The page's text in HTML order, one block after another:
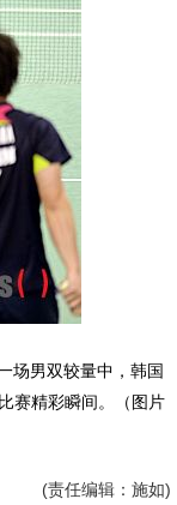
场男双较量中，韩国
赛精彩瞬间。（图片
(责任编辑：施如)